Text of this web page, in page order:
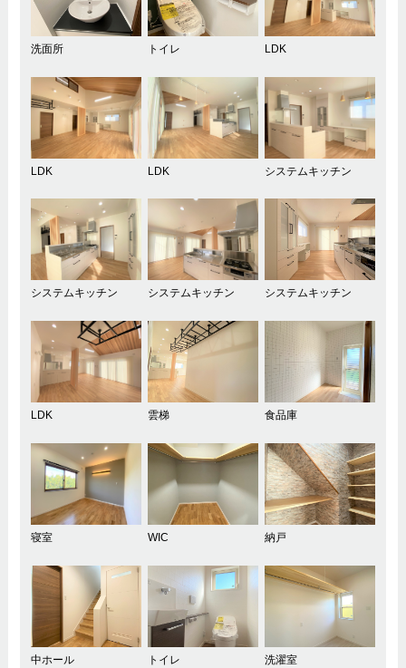
洗面所 トイレ LDK
LDK LDK システムキッチン
システムキッチン システムキッチン システムキッチン
LDK 雲梯 食品庫
寝室 WIC 納戸
中ホール トイレ 洗濯室